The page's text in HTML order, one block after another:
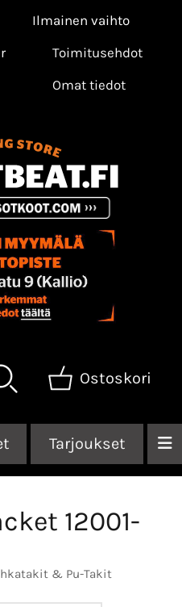
Ilmainen vaihto
Toimitusehdot
Omat tiedot
Ostoskori
Tarjoukset
12001-
& Pu-Takit